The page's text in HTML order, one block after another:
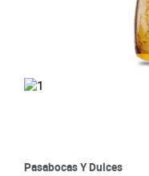
Pasabocas Y Dulces